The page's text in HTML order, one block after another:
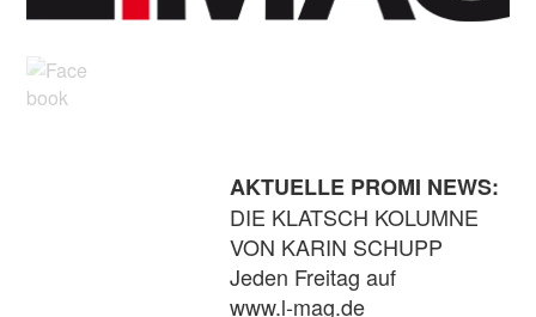
AKTUELLE PROMI NEWS:
DIE KLATSCH KOLUMNE
VON KARIN SCHUPP
Jeden Freitag auf
www.l-mag.de